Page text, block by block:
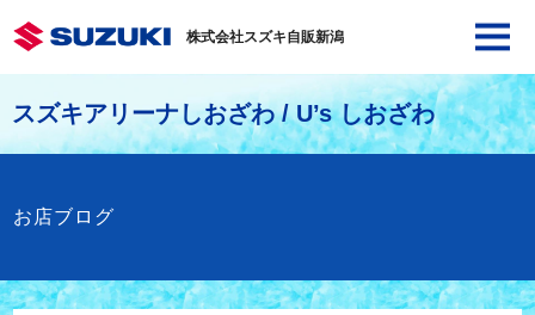
株式会社スズキ自販新潟
スズキアリーナしおざわ / U’s しおざわ
お店ブログ